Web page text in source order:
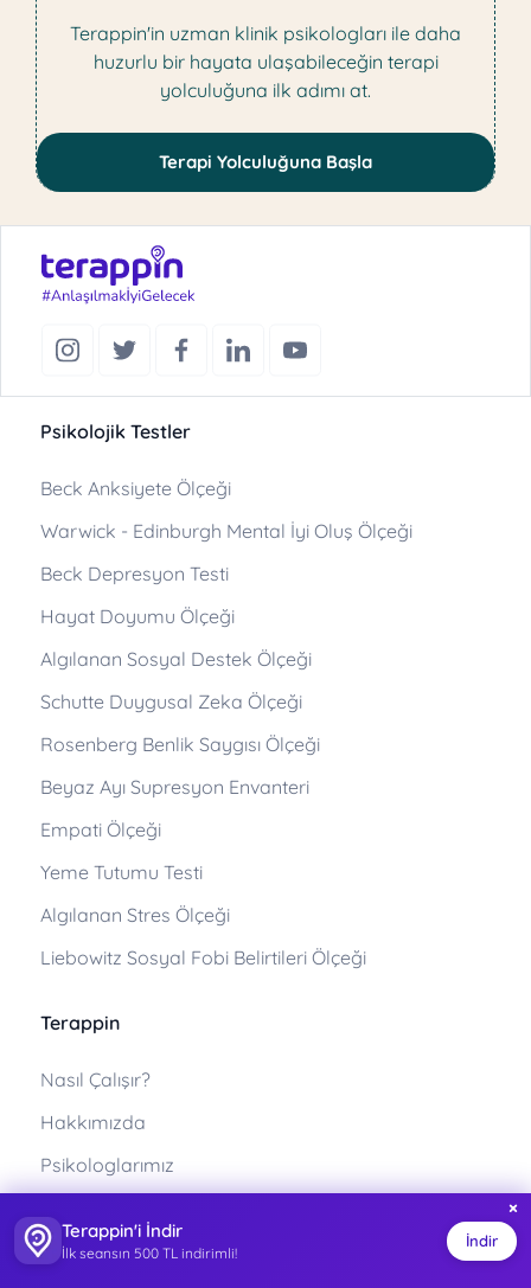
Terappin'in uzman klinik psikologları ile daha
huzurlu bir hayata ulaşabileceğin terapi
yolculuğuna ilk adımı at.
Terapi Yolculuğuna Başla
Terappin
Nasıl Çalışır?
Hakkımızda
Psikologlarımız
Sağlık ve Spor Uzmanlarımız
Psikolojik Testler
Beck Anksiyete Ölçeği
Warwick - Edinburgh Mental İyi Oluş Ölçeği
Beck Depresyon Testi
Hayat Doyumu Ölçeği
Algılanan Sosyal Destek Ölçeği
Schutte Duygusal Zeka Ölçeği
Rosenberg Benlik Saygısı Ölçeği
Beyaz Ayı Supresyon Envanteri
Empati Ölçeği
Yeme Tutumu Testi
Algılanan Stres Ölçeği
Liebowitz Sosyal Fobi Belirtileri Ölçeği
×
Terappin'i İndir
İlk seansın 500 TL indirimli!
İndir